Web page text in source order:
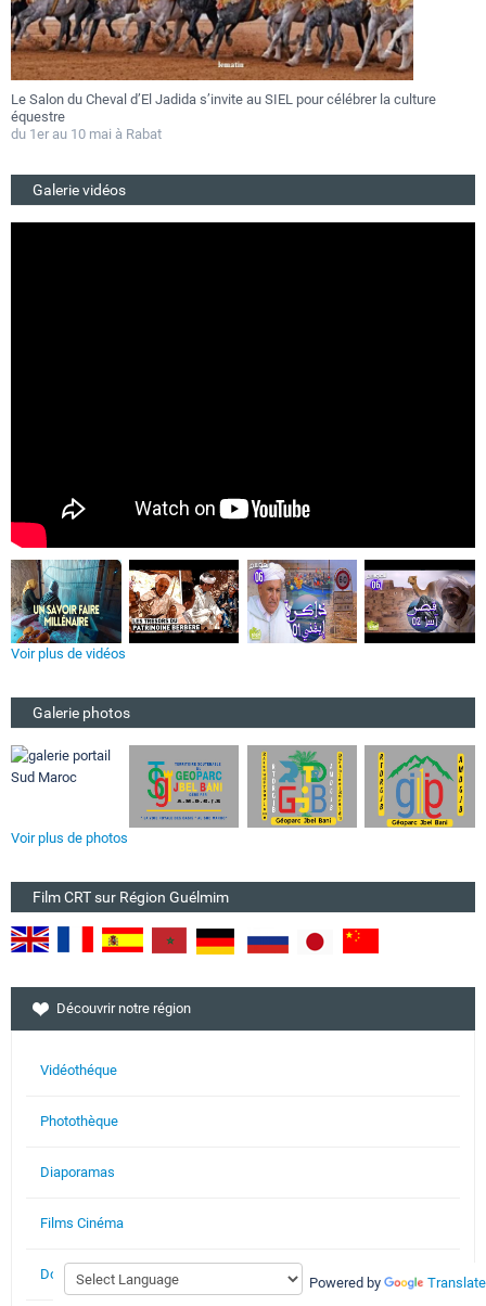
Le Salon du Cheval d’El Jadida s’invite au SIEL pour célébrer la culture
équestre
du 1er au 10 mai à Rabat
Galerie vidéos
Voir plus de vidéos
Galerie photos
Voir plus de photos
Film CRT sur Région Guélmim
Découvrir notre région
Vidéothéque
Photothèque
Diaporamas
Films Cinéma
Documents
Powered by Translate